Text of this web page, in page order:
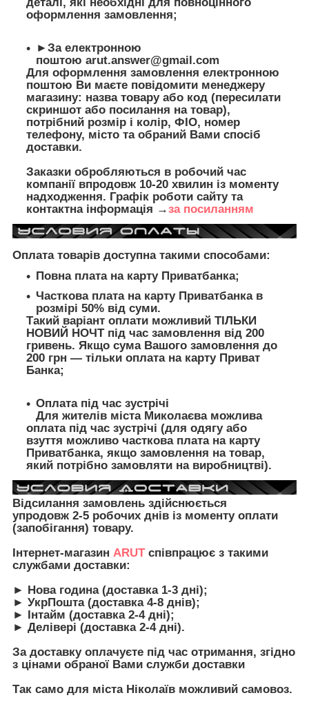
деталі, які необхідні для повноцінного
оформлення замовлення;
►За електронною
поштою arut.answer@gmail.com
Для оформлення замовлення електронною
поштою Ви маєте повідомити менеджеру
магазину: назва товару або код (пересилати
скриншот або посилання на товар),
потрібний розмір і колір, ФІО, номер
телефону, місто та обраний Вами спосіб
доставки.
Заказки обробляються в робочий час
компанії впродовж 10-20 хвилин із моменту
надходження. Графік роботи сайту та
контактна інформація →за посиланням
Оплата товарів доступна такими способами:
Повна плата на карту Приватбанка;
Часткова плата на карту Приватбанка в
розмірі 50% від суми.
Такий варіант оплати можливий ТІЛЬКИ
НОВИЙ НОЧТ під час замовлення від 200
гривень. Якщо сума Вашого замовлення до
200 грн — тільки оплата на карту Приват
Банка;
Оплата під час зустрічі
Для жителів міста Миколаєва можлива
оплата під час зустрічі (для одягу або
взуття можливо часткова плата на карту
Приватбанка, якщо замовлення на товар,
який потрібно замовляти на виробництві).
Відсилання замовлень здійснюється
упродовж 2-5 робочих днів із моменту оплати
(запобігання) товару.
Інтернет-магазин ARUTспівпрацює з такими
службами доставки:
► Нова година (доставка 1-3 дні);
► УкрПошта (доставка 4-8 днів);
► Інтайм (доставка 2-4 дні);
► Делівері (доставка 2-4 дні).
За доставку оплачуєте під час отримання, згідно
з цінами обраної Вами служби доставки
Так само для міста Ніколаїв можливий самовоз.